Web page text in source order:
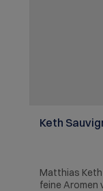
Keth
Matthias
feine Aromen